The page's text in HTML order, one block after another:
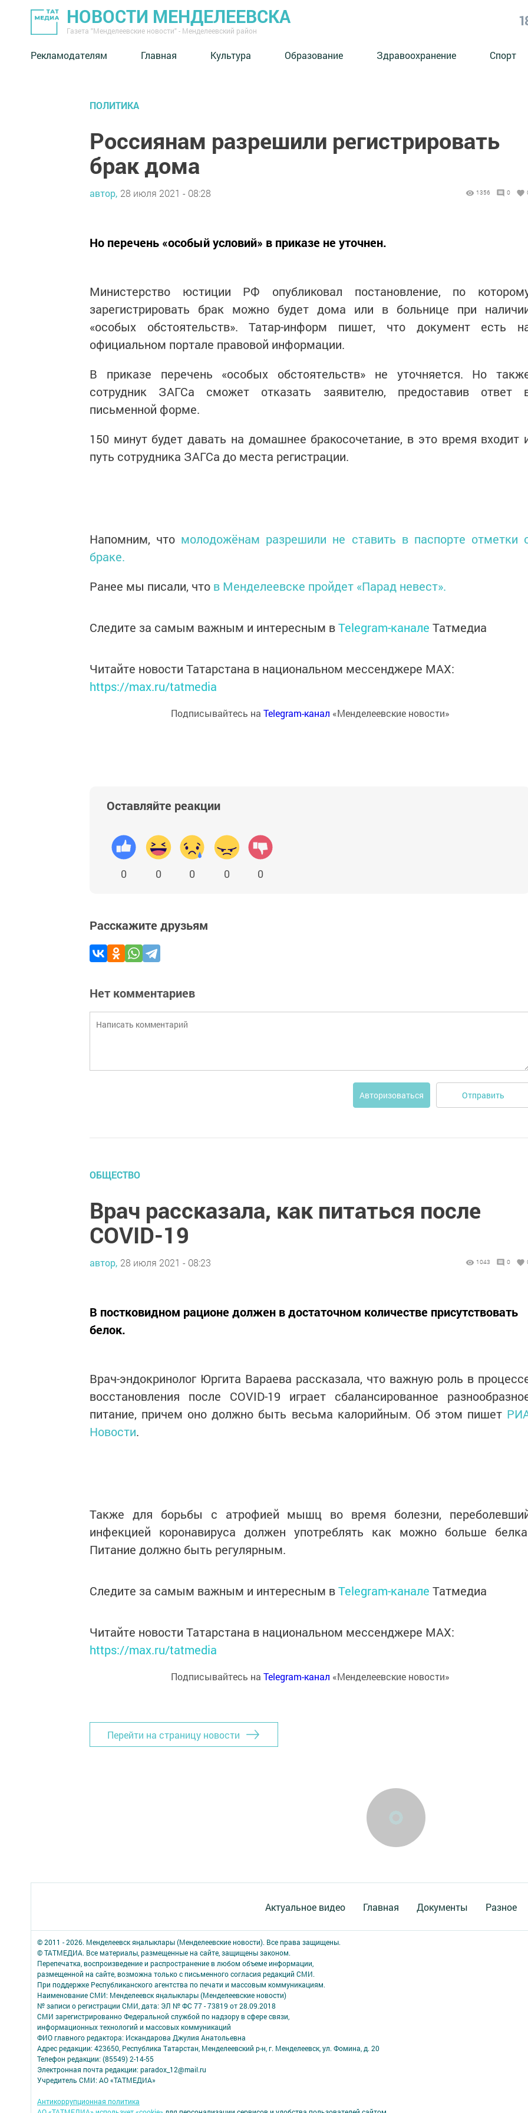
НОВОСТИ МЕНДЕЛЕЕВСКА
Газета "Менделеевские новости" - Менделеевский район
Рекламодателям Главная Культура Образование Здравоохранение Спорт
ПОЛИТИКА
Россиянам разрешили регистрировать
брак дома
автор, 28 июля 2021 - 08:28 1356 0
Но перечень «особый условий» в приказе не уточнен.
Министерство юстиции РФ опубликовал постановление, по
зарегистрировать брак можно будет дома или в больнице при
«особых обстоятельств». Татар-информ пишет, что документ есть
официальном портале правовой информации.
В приказе перечень «особых обстоятельств» не уточняется. Но
сотрудник ЗАГСа сможет отказать заявителю, предоставив ответ
письменной форме.
150 минут будет давать на домашнее бракосочетание, в это время входит
путь сотрудника ЗАГСа до места регистрации.
Напомним, что молодожёнам разрешили не ставить в паспорте отметки
браке.
Ранее мы писали, что в Менделеевске пройдет «Парад невест».
Следите за самым важным и интересным вTelegram-канале Татмедиа
Читайте новости Татарстана в национальном мессенджере MАХ:
https://max.ru/tatmedia
Подписывайтесь на Telegram-канал «Менделеевские новости»
Оставляйте реакции
0 0 0 0 0
Расскажите друзьям
Нет комментариев
Авторизоваться Отправить
ОБЩЕСТВО
Врач рассказала, как питаться после
COVID-19
автор, 28 июля 2021 - 08:23 1043 0
В постковидном рационе должен в достаточном количестве присутствовать
белок.
Врач-эндокринолог Юргита Вараева рассказала, что важную роль в
восстановления после COVID-19 играет сбалансированное
питание, причем оно должно быть весьма калорийным. Об этом пишет
Новости.
Также для борьбы с атрофией мышц во время болезни,
инфекцией коронавируса должен употреблять как можно больше
Питание должно быть регулярным.
Следите за самым важным и интересным вTelegram-канале Татмедиа
Читайте новости Татарстана в национальном мессенджере MАХ:
https://max.ru/tatmedia
Подписывайтесь на Telegram-канал «Менделеевские новости»
Перейти на страницу новости
Актуальное видео Главная Документы Разное
© 2011 - 2026. Менделеевск яӊалыклары (Менделеевские новости). Все права защищены.
© ТАТМЕДИА. Все материалы, размещенные на сайте, защищены законом.
Перепечатка, воспроизведение и распространение в любом объеме информации,
размещенной на сайте, возможна только с письменного согласия редакций СМИ.
При поддержке Республиканского агентства по печати и массовым коммуникациям.
Наименование СМИ: Менделеевск яӊалыклары (Менделеевские новости)
№ записи о регистрации СМИ, дата: ЭЛ № ФС 77 - 73819 от 28.09.2018
СМИ зарегистрированно Федеральной службой по надзору в сфере связи,
информационных технологий и массовых коммуникаций
ФИО главного редактора: Искандарова Джулия Анатольевна
Адрес редакции: 423650, Республика Татарстан, Менделеевский р-н, г. Менделеевск, ул. Фомина, д. 20
Телефон редакции: (85549) 2-14-55
Электронная почта редакции: paradox_12@mail.ru
Учредитель СМИ: АО «ТАТМЕДИА»
Антикоррупционная политика